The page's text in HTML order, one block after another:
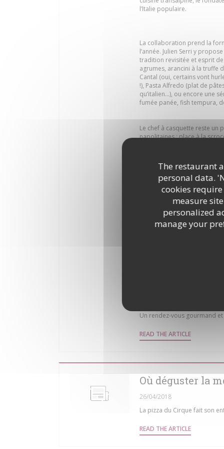
The restaurant
personal data.
cookies
measure
personalized
manage your
l’Italie populaire.
La collaboration prend la
l’année. Julien Serri y
tradition revisitée et esprit
agrumes, arancini à la truffe
Cantal (oui, certains vont
!), Pasta Alfredo (plat de
qu’italien…), ou encore une
fumée panée, fish tempura,
Le chef à casquette reste un
napolitaines : place à la
sont bien présents à la
Pour la déco : néons
de concert… Le Cirque
presque rock’n’roll, qui
pas là pour faire du folklore
Côté ambiance, Le Cirque
cabaret moderne, service
du matin, l’établissement
Un rendez-vous gourmand
READ THE ARTICLE((OPENS IN
Où déguster la
26/04/2018
La pizza du Cirque fait son
READ THE ARTICLE((OPENS IN